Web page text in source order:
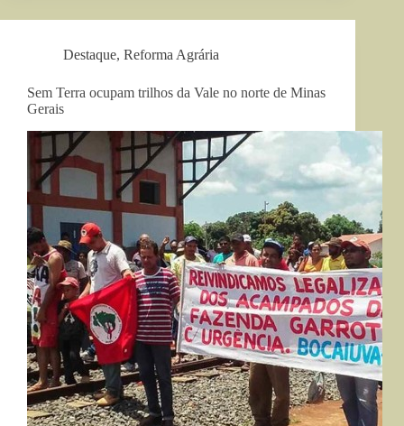
Destaque, Reforma Agrária
Sem Terra ocupam trilhos da Vale no norte de Minas
Gerais